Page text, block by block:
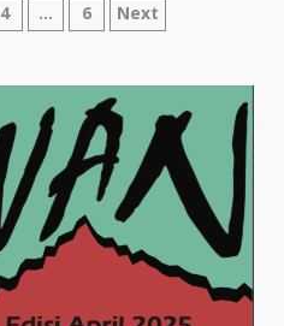
4 … 6 Next